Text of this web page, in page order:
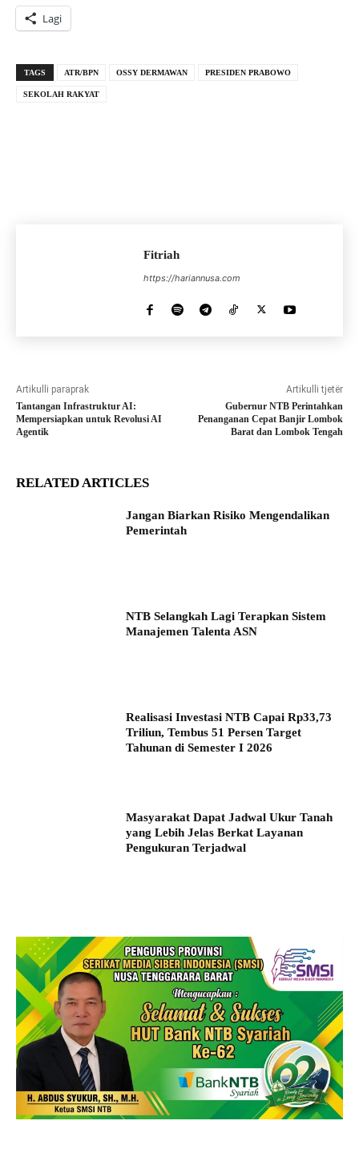
Lagi
TAGS ATR/BPN OSSY DERMAWAN PRESIDEN PRABOWO
SEKOLAH RAKYAT
Fitriah
https://hariannusa.com
Artikulli paraprak
Tantangan Infrastruktur AI:
Mempersiapkan untuk Revolusi AI
Agentik
Artikulli tjetër
Gubernur NTB Perintahkan
Penanganan Cepat Banjir Lombok
Barat dan Lombok Tengah
RELATED ARTICLES
Jangan Biarkan Risiko Mengendalikan
Pemerintah
NTB Selangkah Lagi Terapkan Sistem
Manajemen Talenta ASN
Realisasi Investasi NTB Capai Rp33,73
Triliun, Tembus 51 Persen Target
Tahunan di Semester I 2026
Masyarakat Dapat Jadwal Ukur Tanah
yang Lebih Jelas Berkat Layanan
Pengukuran Terjadwal